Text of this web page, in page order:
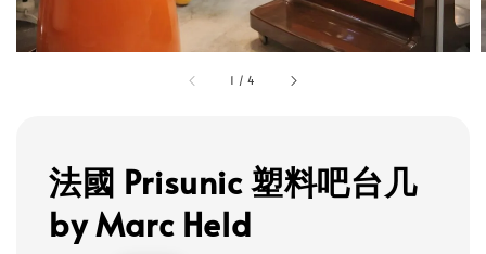
1 /4
法國 Prisunic 塑料吧台几
by Marc Held